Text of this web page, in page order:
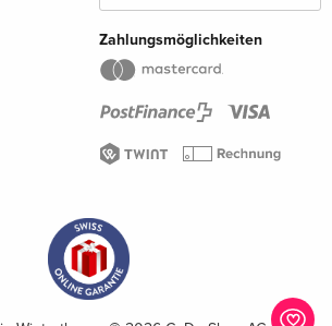
Zahlungsmöglichkeiten